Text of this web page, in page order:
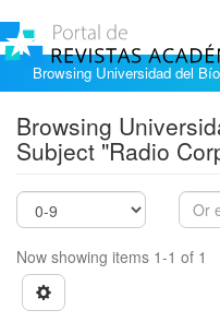
Browsing Universidad del
Browsing
Subject "Radio
Now showing items 1-1 of 1